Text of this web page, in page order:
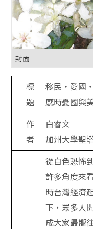
封面
標
題
移民‧愛國‧
感時憂國與
作
者
白睿文
加州大學聖
從白色恐怖
許多角度來
時台灣經濟
下，眾多人
成大家最嚮